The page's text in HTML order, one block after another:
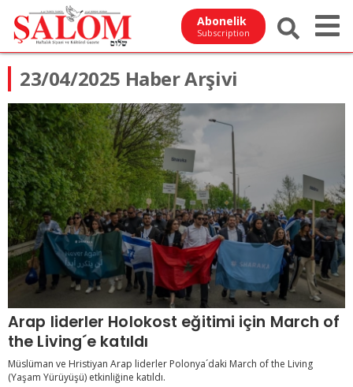
Abonelik
Subscription
23/04/2025 Haber Arşivi
Arap liderler Holokost eğitimi için March of
the Living´e katıldı
Müslüman ve Hristiyan Arap liderler Polonya´daki March of the Living
(Yaşam Yürüyüşü) etkinliğine katıldı.